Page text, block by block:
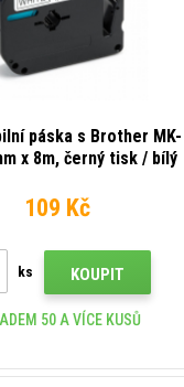
páska s Brother MK-
x 8m, černý tisk / bílý
109 Kč
ks KOUPIT
50 A VÍCE KUSŮ